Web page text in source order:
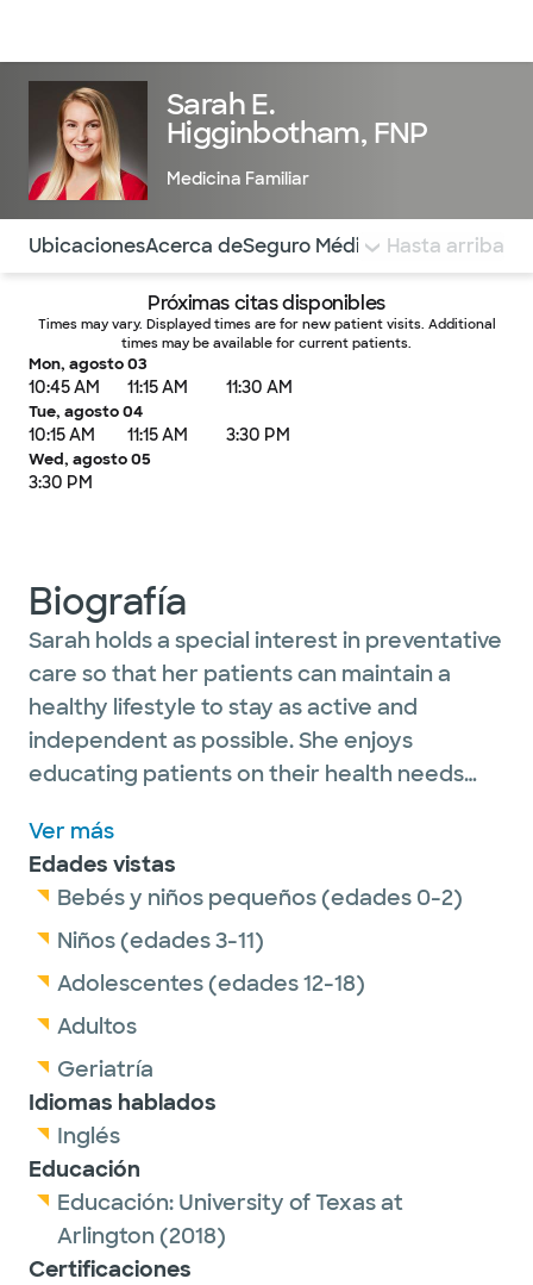
Sarah E.
Higginbotham, FNP
Medicina Familiar
Utilice esta navegación para saltar rápidamente a
UbicacionesAcerca deSeguro Médico COMENTARIOS
Hasta arriba
Próximas citas disponibles
Times may vary. Displayed times are for new patient visits. Additional
times may be available for current patients.
Mon, agosto 03
10:45 AM 11:15 AM 11:30 AM
Tue, agosto 04
10:15 AM 11:15 AM 3:30 PM
Wed, agosto 05
3:30 PM
Biografía
Sarah holds a special interest in preventative
care so that her patients can maintain a
healthy lifestyle to stay as active and
independent as possible. She enjoys
educating patients on their health needs
to help them achieve their goals. She is
originally from Olathe, Kansas and moved to
Texas after graduating with her Bachelor of
Science in Nursing. Her hobbies include
spending time with her husband and two
as traveling, golfing, and working out.
Ver más
Edades vistas
Bebés y niños pequeños (edades 0-2)
Niños (edades 3-11)
Adolescentes (edades 12-18)
Adultos
Geriatría
Idiomas hablados
Inglés
Educación
Educación: University of Texas at
Arlington (2018)
Certificaciones